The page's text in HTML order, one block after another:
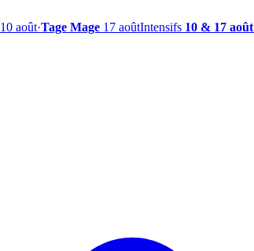
10 août·Tage Mage 17 aoûtIntensifs 10 & 17 août